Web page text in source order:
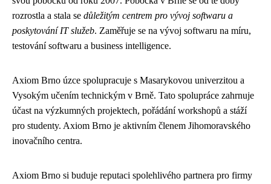
rozrostla a stala se důležitým centrem pro vývoj softwaru a
poskytování IT služeb. Zaměřuje se na vývoj softwaru na míru,
testování softwaru a business intelligence.
Axiom Brno úzce spolupracuje s Masarykovou univerzitou a
Vysokým učením technickým v Brně. Tato spolupráce zahrnuje
účast na výzkumných projektech, pořádání workshopů a stáží
pro studenty. Axiom Brno je aktivním členem Jihomoravského
inovačního centra.
Axiom Brno si buduje reputaci spolehlivého partnera pro firmy